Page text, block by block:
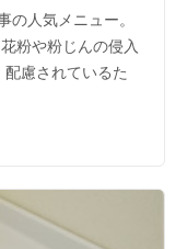
人気メニュー。
粉や粉じんの侵入
慮されているた